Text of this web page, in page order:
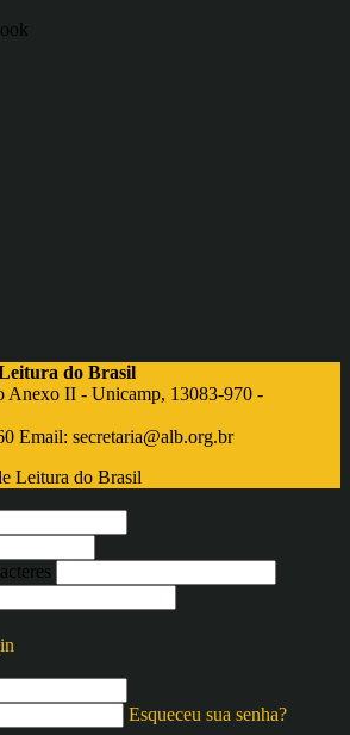
do Brasil
Anexo II - Unicamp, 13083-970 -
Email: secretaria@alb.org.br
Esqueceu sua senha?